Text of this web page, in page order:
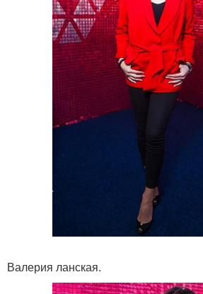
Валерия ланская.